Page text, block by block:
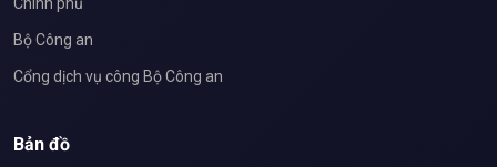
Bộ Công an
Cổng dịch vụ công Bộ Công an
Bản đồ